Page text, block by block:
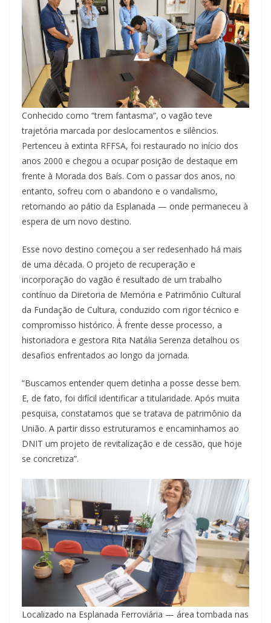
Conhecido como “trem fantasma”, o vagão teve
trajetória marcada por deslocamentos e silêncios.
Pertenceu à extinta RFFSA, foi restaurado no início dos
anos 2000 e chegou a ocupar posição de destaque em
frente à Morada dos Baís. Com o passar dos anos, no
entanto, sofreu com o abandono e o vandalismo,
retornando ao pátio da Esplanada — onde permaneceu à
espera de um novo destino.
Esse novo destino começou a ser redesenhado há mais
de uma década. O projeto de recuperação e
incorporação do vagão é resultado de um trabalho
contínuo da Diretoria de Memória e Patrimônio Cultural
da Fundação de Cultura, conduzido com rigor técnico e
compromisso histórico. À frente desse processo, a
historiadora e gestora Rita Natália Serenza detalhou os
desafios enfrentados ao longo da jornada.
“Buscamos entender quem detinha a posse desse bem.
E, de fato, foi difícil identificar a titularidade. Após muita
pesquisa, constatamos que se tratava de patrimônio da
União. A partir disso estruturamos e encaminhamos ao
DNIT um projeto de revitalização e de cessão, que hoje
se concretiza”.
Localizado na Esplanada Ferroviária — área tombada nas